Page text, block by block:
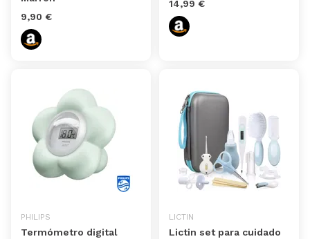
9,90 €
14,99 €
PHILIPS
Termómetro digital
LICTIN
Lictin set para cuidado